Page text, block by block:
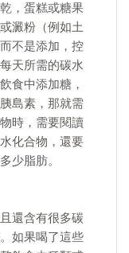
，蛋糕或糖果
澱粉（例如土
不是添加，控
天所需的碳水
食中添加糖，
島素，那就需
時，需要閱讀
化合物，還要
少脂肪。
還含有很多碳
如果喝了這些